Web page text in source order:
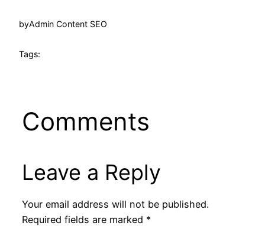
byAdmin Content SEO
Tags:
Comments
Leave a Reply
Your email address will not be published.
Required fields are marked *